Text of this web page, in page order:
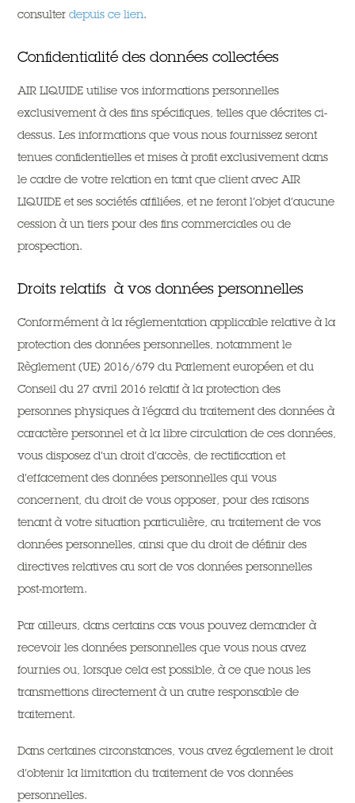
consulterdepuis ce lien.
Confidentialité des données collectées
AIR LIQUIDE utilise vos informations personnelles
exclusivement à des fins spécifiques, telles que décrites ci-
dessus. Les informations que vous nous fournissez seront
tenues confidentielles et mises à profit exclusivement dans
le cadre de votre relation en tant que client avec AIR
LIQUIDE et ses sociétés affiliées, et ne feront l’objet d’aucune
cession à un tiers pour des fins commerciales ou de
prospection.
Droits relatifs à vos données personnelles
Conformément à la réglementation applicable relative à la
protection des données personnelles, notamment le
Règlement (UE) 2016/679 du Parlement européen et du
Conseil du 27 avril 2016 relatif à la protection des
personnes physiques à l'égard du traitement des données à
caractère personnel et à la libre circulation de ces données,
vous disposez d’un droit d’accès, de rectification et
d’effacement des données personnelles qui vous
concernent, du droit de vous opposer, pour des raisons
tenant à votre situation particulière, au traitement de vos
données personnelles, ainsi que du droit de définir des
directives relatives au sort de vos données personnelles
post-mortem.
Par ailleurs, dans certains cas vous pouvez demander à
recevoir les données personnelles que vous nous avez
fournies ou, lorsque cela est possible, à ce que nous les
transmettions directement à un autre responsable de
traitement.
Dans certaines circonstances, vous avez également le droit
d’obtenir la limitation du traitement de vos données
personnelles.